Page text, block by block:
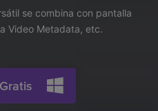
dispositivos y GPUs
se combina con pantalla
Video Metadata, etc.